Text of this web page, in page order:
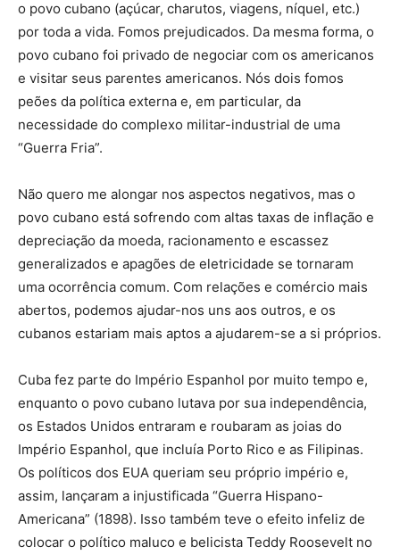
o povo cubano (açúcar, charutos, viagens, níquel, etc.)
por toda a vida. Fomos prejudicados. Da mesma forma, o
povo cubano foi privado de negociar com os americanos
e visitar seus parentes americanos. Nós dois fomos
peões da política externa e, em particular, da
necessidade do complexo militar-industrial de uma
“Guerra Fria”.
Não quero me alongar nos aspectos negativos, mas o
povo cubano está sofrendo com altas taxas de inflação e
depreciação da moeda, racionamento e escassez
generalizados e apagões de eletricidade se tornaram
uma ocorrência comum. Com relações e comércio mais
abertos, podemos ajudar-nos uns aos outros, e os
cubanos estariam mais aptos a ajudarem-se a si próprios.
Cuba fez parte do Império Espanhol por muito tempo e,
enquanto o povo cubano lutava por sua independência,
os Estados Unidos entraram e roubaram as joias do
Império Espanhol, que incluía Porto Rico e as Filipinas.
Os políticos dos EUA queriam seu próprio império e,
assim, lançaram a injustificada “Guerra Hispano-
Americana” (1898). Isso também teve o efeito infeliz de
colocar o político maluco e belicista Teddy Roosevelt no